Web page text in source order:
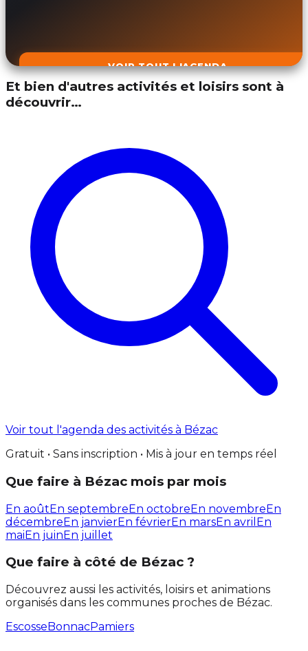
VOIR TOUT L'AGENDA
Et bien d'autres activités et loisirs sont à
découvrir…
Voir tout l'agenda des activités à Bézac
Gratuit • Sans inscription • Mis à jour en temps réel
Que faire à Bézac mois par mois
En aoûtEn septembreEn octobreEn novembreEn
décembreEn janvierEn févrierEn marsEn avril En
maiEn juinEn juillet
Que faire à côté de Bézac ?
Découvrez aussi les activités, loisirs et animations
organisés dans les communes proches de Bézac.
EscosseBonnacPamiers